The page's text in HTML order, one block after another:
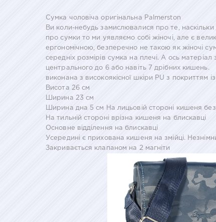
Сумка чоловіча оригінальна Palmerston
Ви коли-небудь замислювалися про те,
про сумки то ми уявляємо собі жіночі, але є
ергономічною, безперечно не такою як жіночі
середніх розмірів сумка на плечі. А ось
центрального до 6 або навіть 7 дрібних кишень.
виконана з високоякісної шкіри PU з покриттям
Висота 26 см
Ширина 23 см
Ширина дна 5 см На лицьовій стороні кишеня без
На тильній стороні врізна кишеня на блискавці
Основне відділення на блискавці
Усередині є прихована кишеня на змійці.
Закривається клапаном на 2 магніти